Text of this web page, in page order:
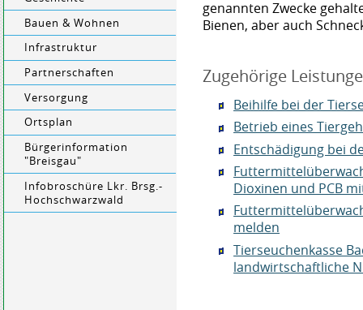
Bauen & Wohnen
Infrastruktur
Partnerschaften
Versorgung
Ortsplan
Bürgerinformation
"Breisgau"
Infobroschüre Lkr. Brsg.-
Hochschwarzwald
genannten Zwecke
Bienen, aber auch
Zugehörige
Beihilfe bei der
Betrieb eines
Entschädigung bei
Dioxinen und PCB
melden
Tierseuchenkasse
landwirtschaftliche